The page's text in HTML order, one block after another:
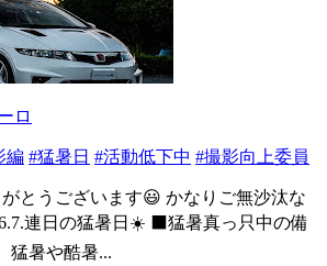
ロ
編 #猛暑日 #活動低下中 #撮影向上委員
とうございます😃 かなりご無沙汰な
連日の猛暑日☀️ ⬛️猛暑真っ只中の備
猛暑や酷暑...